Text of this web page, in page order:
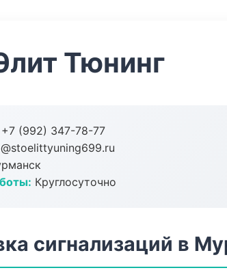
Тюнинг
+7 (992) 347-78-77
Круглосуточно
сигнализаций в